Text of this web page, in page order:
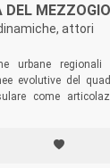
DEL
attori
urbane regionali
evolutive del
come
a varie realtà
delle politiche
mutamento.